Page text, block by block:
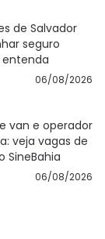
de Salvador
seguro
06/08/2026
van e operador
veja vagas de
SineBahia
06/08/2026